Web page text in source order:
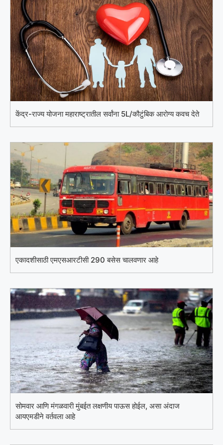
केंद्र-राज्य योजना महाराष्ट्रातील सर्वांना 5L/कौटुंबिक आरोग्य कवच देते
एकादशीसाठी एमएसआरटीसी 290 बसेस चालवणार आहे
सोमवार आणि मंगळवारी मुंबईत लक्षणीय पाऊस होईल, असा अंदाज
आयएमडीने वर्तवला आहे